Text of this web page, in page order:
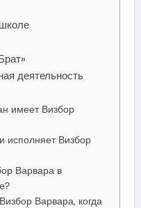
деятельность
имеет Визбор
исполняет Визбор
Варвара в
Варвара, когда